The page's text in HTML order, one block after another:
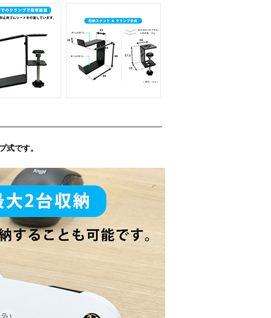
式です。